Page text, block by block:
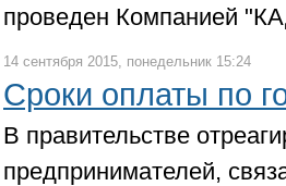
проведен Компанией
14 сентября 2015, понедельник 15:24
Сроки оплаты по
В правительстве
предпринимателей,